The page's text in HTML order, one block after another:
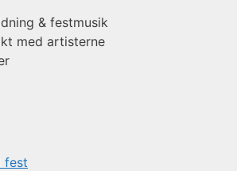
& festmusik
med artisterne
fest